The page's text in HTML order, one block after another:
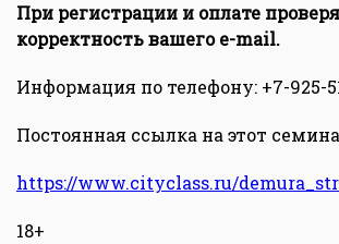
При регистрации и оплате
корректность вашего e-mail.
Информация по телефону: +7-925-
Постоянная ссылка на этот
https://www.cityclass.ru/
18+